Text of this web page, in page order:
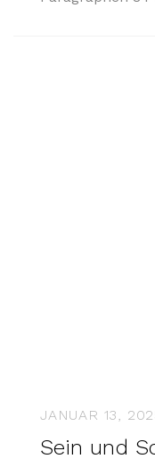
JANUAR 13,
Sein und